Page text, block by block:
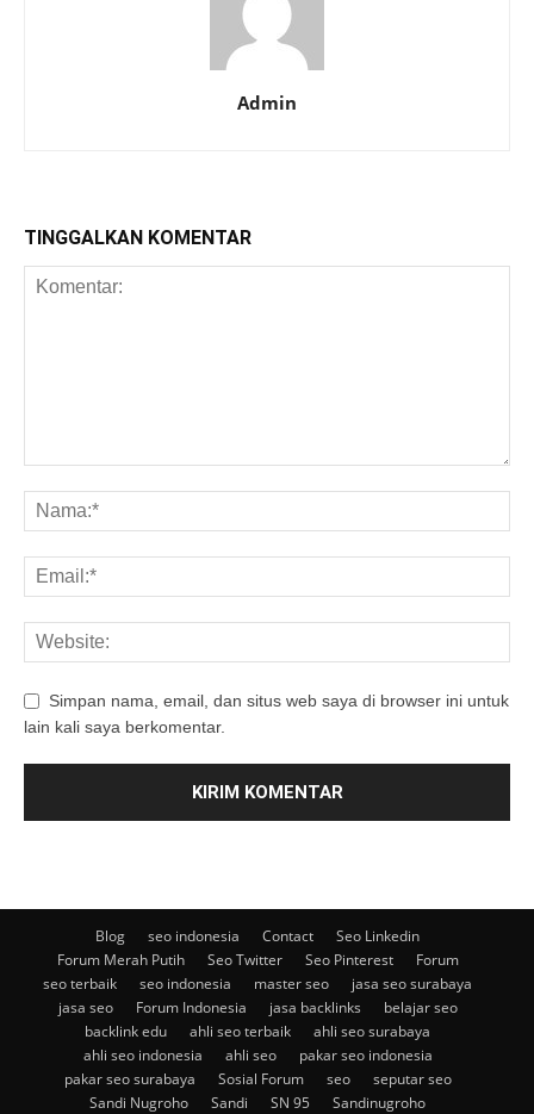
Admin
TINGGALKAN KOMENTAR
Simpan nama, email, dan situs web saya di browser ini untuk
lain kali saya berkomentar.
Blog seo indonesia Contact
Seo Linkedin
Forum Merah Putih
Seo Twitter Seo Pinterest
Forum
seo terbaik
seo indonesia master seo
jasa seo surabaya
jasa seo
Forum Indonesia jasa backlinks
belajar seo
backlink edu
ahli seo terbaik
ahli seo surabaya
ahli seo indonesia
ahli seo
pakar seo indonesia
pakar seo surabaya
Sosial Forum seo
seputar seo
Sandi Nugroho
Sandi SN 95
Sandinugroho